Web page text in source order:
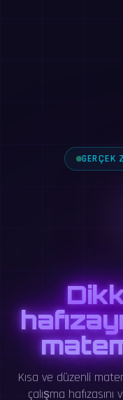
GERÇEK
Kısa ve düzenli
çalışma